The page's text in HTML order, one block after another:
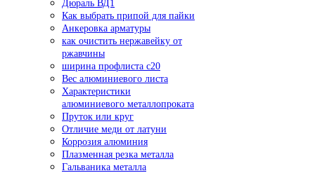
Дюраль ВД1
Как выбрать припой для пайки
Анкеровка арматуры
как очистить нержавейку от
ржавчины
ширина профлиста с20
Вес алюминиевого листа
Характеристики
алюминиевого металлопроката
Пруток или круг
Отличие меди от латуни
Коррозия алюминия
Плазменная резка металла
Гальваника металла